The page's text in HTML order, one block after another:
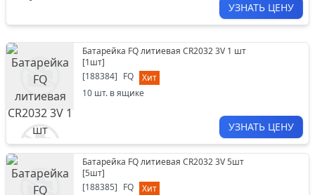
УЗНАТЬ ЦЕНУ
Батарейка FQ литиевая CR2032 3V 1 шт
[1шт]
[188384] FQ
Хит
10 шт. в ящике
УЗНАТЬ ЦЕНУ
Батарейка FQ литиевая CR2032 3V 5шт
[5шт]
[188385] FQ
Хит